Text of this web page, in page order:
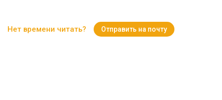
Нет времени читать? Отправить на почту